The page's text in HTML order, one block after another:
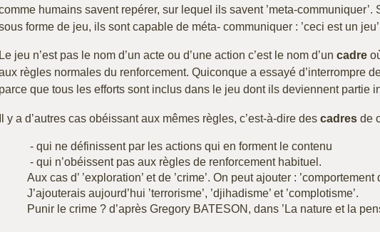
humains savent repérer, sur lequel ils savent ’meta-communiquer’.
forme de jeu, ils sont capable de méta- communiquer : ’ceci est un
Le jeu n’est pas le nom d’un acte ou d’une action c’est le nom d’un cadre
règles normales du renforcement. Quiconque a essayé d’interrompre
parce que tous les efforts sont inclus dans le jeu dont ils deviennent partie
Il y a d’autres cas obéissant aux mêmes règles, c’est-à-dire des cadres de
- qui ne définissent par les actions qui en forment le contenu
- qui n’obéissent pas aux règles de renforcement habituel.
Aux cas d’ ’exploration’ et de ’crime’. On peut ajouter : ’comportement
J’ajouterais aujourd’hui ’terrorisme’, ’djihadisme’ et ’complotisme’.
Punir le crime ? d’après Gregory BATESON, dans ’La nature et la